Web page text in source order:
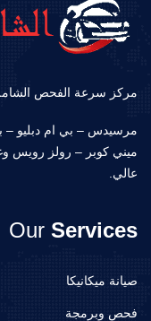
مركز سرعة الفحص
مرسيدس – بي ام دبليو –
ميني كوبر – رولز رويس
عالي.
Our Services
صيانة ميكانيكا
فحص وبرمجة